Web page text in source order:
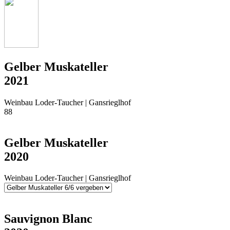
Gelber Muskateller
2021
Weinbau Loder-Taucher | Gansrieglhof
88
Gelber Muskateller
2020
Weinbau Loder-Taucher | Gansrieglhof
Sauvignon Blanc